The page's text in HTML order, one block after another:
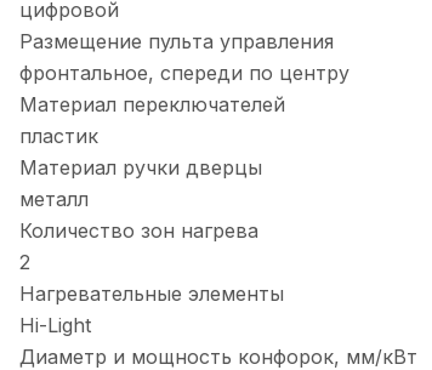
цифровой
Размещение пульта управления
фронтальное, спереди по центру
Материал переключателей
пластик
Материал ручки дверцы
металл
Количество зон нагрева
2
Нагревательные элементы
Hi-Light
Диаметр и мощность конфорок, мм/кВт